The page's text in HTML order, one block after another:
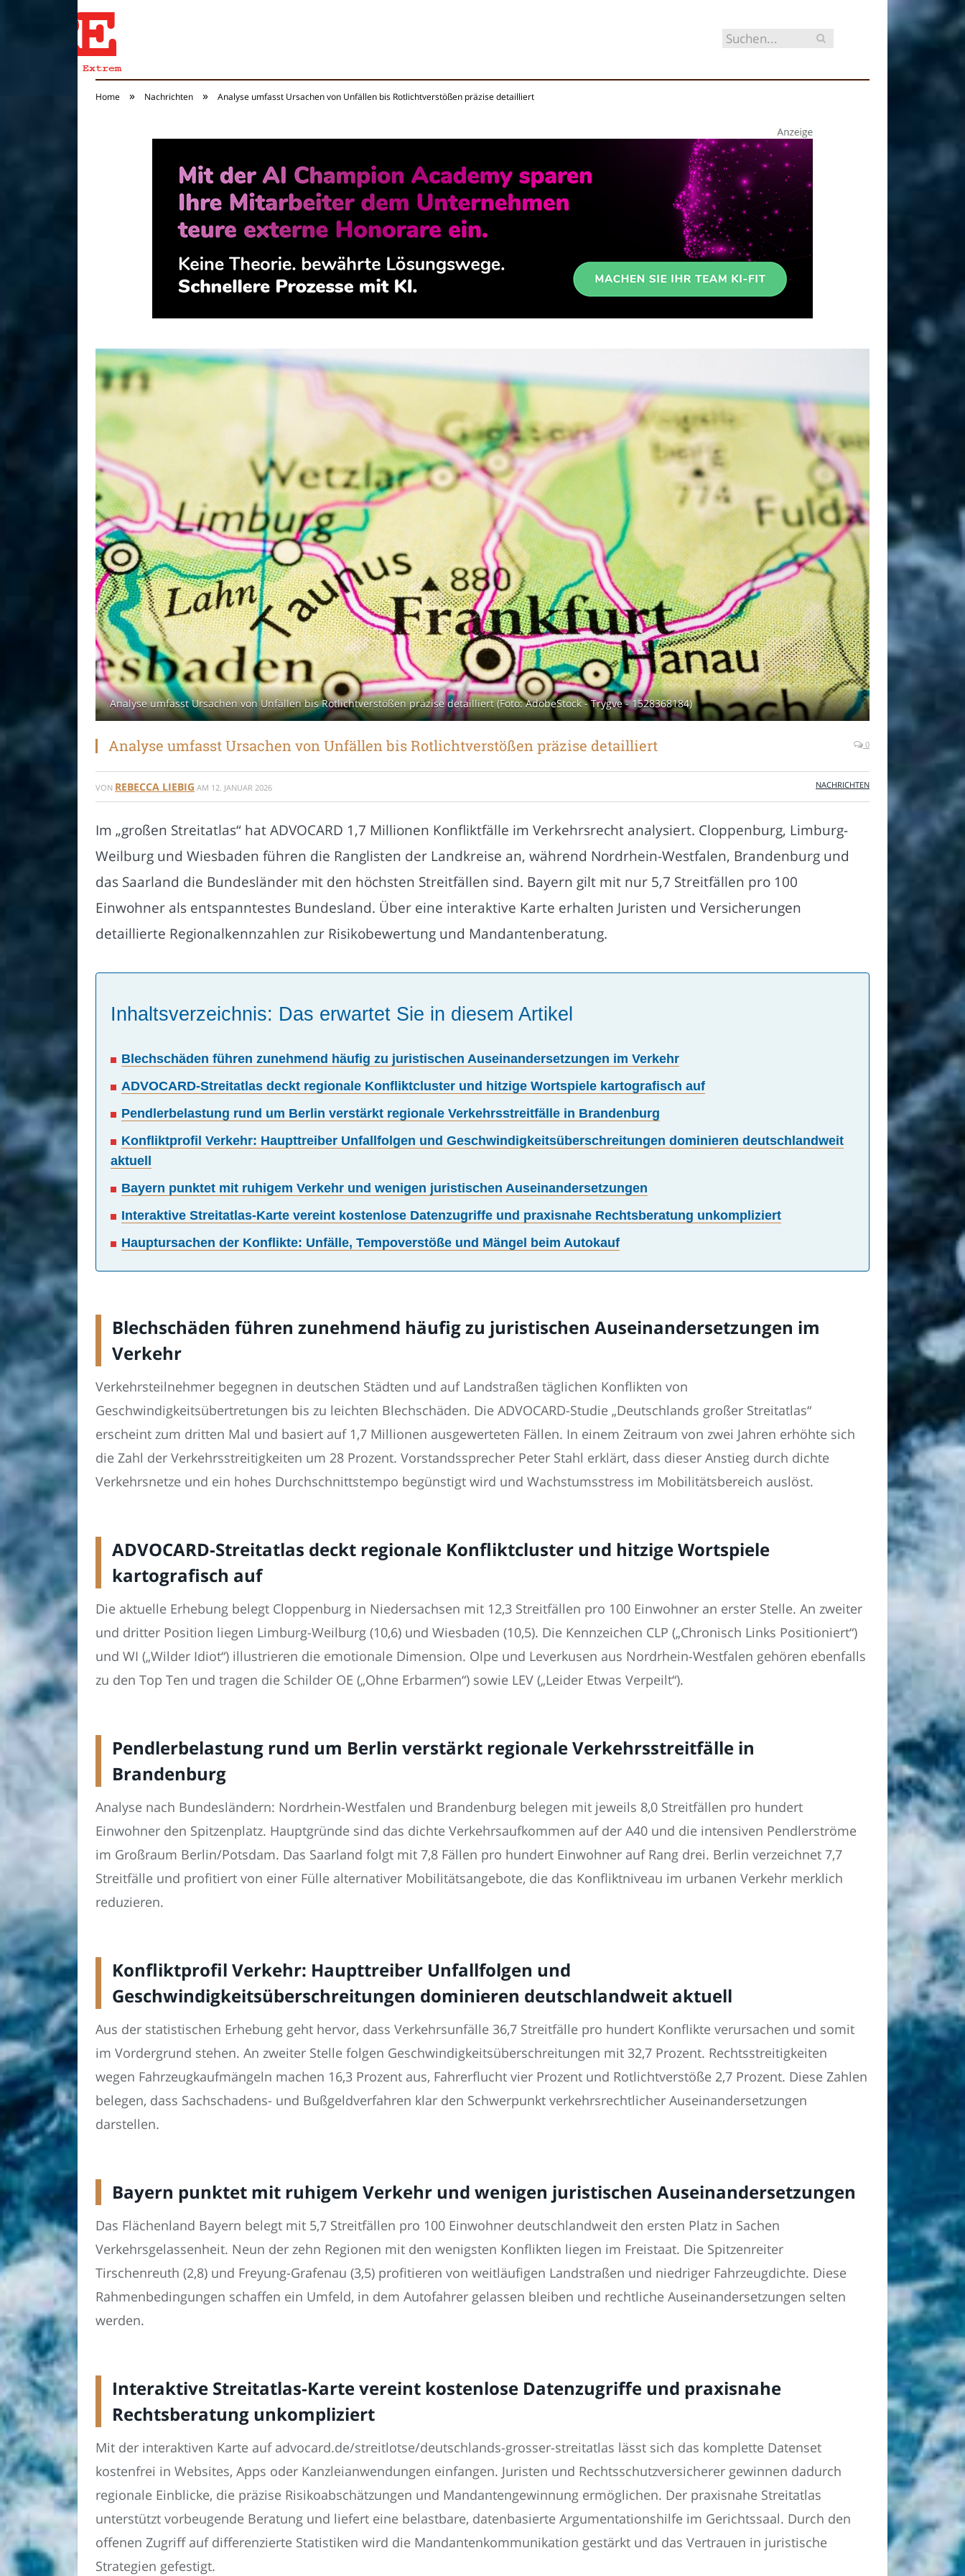
Home » Nachrichten » Analyse umfasst Ursachen von Unfällen bis Rotlichtverstößen präzise detailliert
Analyse umfasst Ursachen von Unfällen bis Rotlichtverstößen präzise detailliert (Foto: AdobeStock - Trygve - 1528368184)
Analyse umfasst Ursachen von Unfällen bis Rotlichtverstößen präzise detailliert 0
VON REBECCA LIEBIG AM 12. JANUAR 2026 NACHRICHTEN
Im „großen Streitatlas“ hat ADVOCARD 1,7 Millionen Konfliktfälle im Verkehrsrecht analysiert. Cloppenburg, Limburg-
Weilburg und Wiesbaden führen die Ranglisten der Landkreise an, während Nordrhein-Westfalen, Brandenburg und
das Saarland die Bundesländer mit den höchsten Streitfällen sind. Bayern gilt mit nur 5,7 Streitfällen pro 100
Einwohner als entspanntestes Bundesland. Über eine interaktive Karte erhalten Juristen und Versicherungen
detaillierte Regionalkennzahlen zur Risikobewertung und Mandantenberatung.
Inhaltsverzeichnis: Das erwartet Sie in diesem Artikel
Blechschäden führen zunehmend häufig zu juristischen Auseinandersetzungen im Verkehr
ADVOCARD-Streitatlas deckt regionale Konfliktcluster und hitzige Wortspiele kartografisch auf
Pendlerbelastung rund um Berlin verstärkt regionale Verkehrsstreitfälle in Brandenburg
Konfliktprofil Verkehr: Haupttreiber Unfallfolgen und Geschwindigkeitsüberschreitungen dominieren deutschlandweit
aktuell
Bayern punktet mit ruhigem Verkehr und wenigen juristischen Auseinandersetzungen
Interaktive Streitatlas-Karte vereint kostenlose Datenzugriffe und praxisnahe Rechtsberatung unkompliziert
Hauptursachen der Konflikte: Unfälle, Tempoverstöße und Mängel beim Autokauf
Blechschäden führen zunehmend häufig zu juristischen Auseinandersetzungen im
Verkehr
Verkehrsteilnehmer begegnen in deutschen Städten und auf Landstraßen täglichen Konflikten von
Geschwindigkeitsübertretungen bis zu leichten Blechschäden. Die ADVOCARD-Studie „Deutschlands großer Streitatlas“
erscheint zum dritten Mal und basiert auf 1,7 Millionen ausgewerteten Fällen. In einem Zeitraum von zwei Jahren erhöhte sich
die Zahl der Verkehrsstreitigkeiten um 28 Prozent. Vorstandssprecher Peter Stahl erklärt, dass dieser Anstieg durch dichte
Verkehrsnetze und ein hohes Durchschnittstempo begünstigt wird und Wachstumsstress im Mobilitätsbereich auslöst.
ADVOCARD-Streitatlas deckt regionale Konfliktcluster und hitzige Wortspiele
kartografisch auf
Die aktuelle Erhebung belegt Cloppenburg in Niedersachsen mit 12,3 Streitfällen pro 100 Einwohner an erster Stelle. An zweiter
und dritter Position liegen Limburg-Weilburg (10,6) und Wiesbaden (10,5). Die Kennzeichen CLP („Chronisch Links Positioniert“)
und WI („Wilder Idiot“) illustrieren die emotionale Dimension. Olpe und Leverkusen aus Nordrhein-Westfalen gehören ebenfalls
zu den Top Ten und tragen die Schilder OE („Ohne Erbarmen“) sowie LEV („Leider Etwas Verpeilt“).
Pendlerbelastung rund um Berlin verstärkt regionale Verkehrsstreitfälle in
Brandenburg
Analyse nach Bundesländern: Nordrhein-Westfalen und Brandenburg belegen mit jeweils 8,0 Streitfällen pro hundert
Einwohner den Spitzenplatz. Hauptgründe sind das dichte Verkehrsaufkommen auf der A40 und die intensiven Pendlerströme
im Großraum Berlin/Potsdam. Das Saarland folgt mit 7,8 Fällen pro hundert Einwohner auf Rang drei. Berlin verzeichnet 7,7
Streitfälle und profitiert von einer Fülle alternativer Mobilitätsangebote, die das Konfliktniveau im urbanen Verkehr merklich
reduzieren.
Konfliktprofil Verkehr: Haupttreiber Unfallfolgen und
Geschwindigkeitsüberschreitungen dominieren deutschlandweit aktuell
Aus der statistischen Erhebung geht hervor, dass Verkehrsunfälle 36,7 Streitfälle pro hundert Konflikte verursachen und somit
im Vordergrund stehen. An zweiter Stelle folgen Geschwindigkeitsüberschreitungen mit 32,7 Prozent. Rechtsstreitigkeiten
wegen Fahrzeugkaufmängeln machen 16,3 Prozent aus, Fahrerflucht vier Prozent und Rotlichtverstöße 2,7 Prozent. Diese Zahlen
belegen, dass Sachschadens- und Bußgeldverfahren klar den Schwerpunkt verkehrsrechtlicher Auseinandersetzungen
darstellen.
Bayern punktet mit ruhigem Verkehr und wenigen juristischen Auseinandersetzungen
Das Flächenland Bayern belegt mit 5,7 Streitfällen pro 100 Einwohner deutschlandweit den ersten Platz in Sachen
Verkehrsgelassenheit. Neun der zehn Regionen mit den wenigsten Konflikten liegen im Freistaat. Die Spitzenreiter
Tirschenreuth (2,8) und Freyung-Grafenau (3,5) profitieren von weitläufigen Landstraßen und niedriger Fahrzeugdichte. Diese
Rahmenbedingungen schaffen ein Umfeld, in dem Autofahrer gelassen bleiben und rechtliche Auseinandersetzungen selten
werden.
Interaktive Streitatlas-Karte vereint kostenlose Datenzugriffe und praxisnahe
Rechtsberatung unkompliziert
Mit der interaktiven Karte auf advocard.de/streitlotse/deutschlands-grosser-streitatlas lässt sich das komplette Datenset
kostenfrei in Websites, Apps oder Kanzleianwendungen einfangen. Juristen und Rechtsschutzversicherer gewinnen dadurch
regionale Einblicke, die präzise Risikoabschätzungen und Mandantengewinnung ermöglichen. Der praxisnahe Streitatlas
unterstützt vorbeugende Beratung und liefert eine belastbare, datenbasierte Argumentationshilfe im Gerichtssaal. Durch den
offenen Zugriff auf differenzierte Statistiken wird die Mandantenkommunikation gestärkt und das Vertrauen in juristische
Strategien gefestigt.